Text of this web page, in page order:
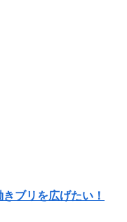
ブリを広げたい！